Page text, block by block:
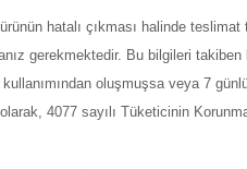
hatalı çıkması halinde
gerekmektedir. Bu bilgileri
oluşmuşsa veya 7
4077 sayılı Tüketicinin